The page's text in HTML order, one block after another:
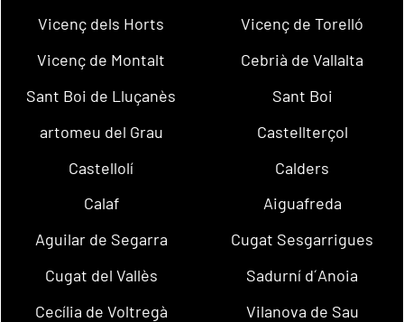
Vicenç dels Horts
Vicenç de Torelló
Vicenç de Montalt
Cebrià de Vallalta
Sant Boi de Lluçanès
Sant Boi
artomeu del Grau
Castellterçol
Castellolí
Calders
Calaf
Aiguafreda
Aguilar de Segarra
Cugat Sesgarrigues
Cugat del Vallès
Sadurní d´Anoia
Cecília de Voltregà
Vilanova de Sau